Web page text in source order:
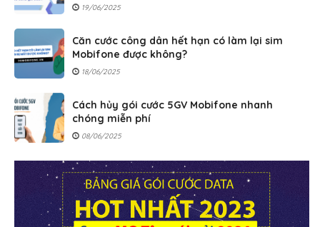
19/06/2025
Căn cước công dân hết hạn có làm lại sim
Mobifone được không?
18/06/2025
Cách hủy gói cước 5GV Mobifone nhanh
chóng miễn phí
08/06/2025